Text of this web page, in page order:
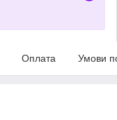
Оплата Умови